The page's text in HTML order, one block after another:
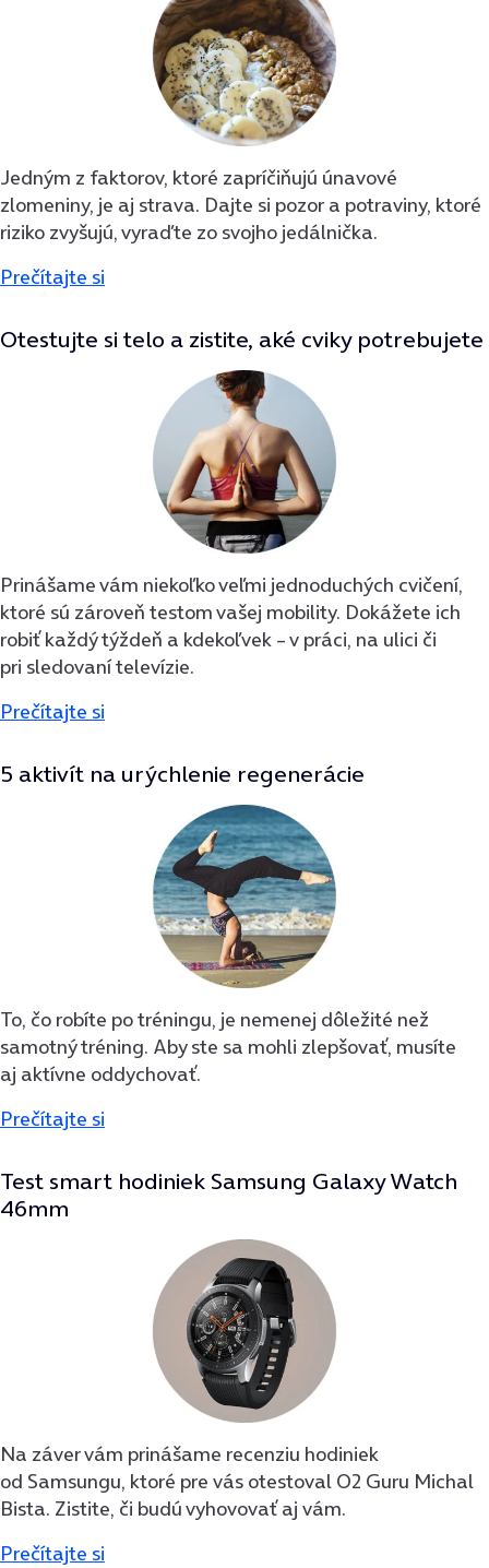
Jedným z faktorov, ktoré zapríčiňujú únavové
zlomeniny, je aj strava. Dajte si pozor a potraviny, ktoré
riziko zvyšujú, vyraďte zo svojho jedálnička.
Prečítajte si
Otestujte si telo a zistite, aké cviky potrebujete
Prinášame vám niekoľko veľmi jednoduchých cvičení,
ktoré sú zároveň testom vašej mobility. Dokážete ich
robiť každý týždeň a kdekoľvek – v práci, na ulici či
pri sledovaní televízie.
Prečítajte si
5 aktivít na urýchlenie regenerácie
To, čo robíte po tréningu, je nemenej dôležité než
samotný tréning. Aby ste sa mohli zlepšovať, musíte
aj aktívne oddychovať.
Prečítajte si
Test smart hodiniek Samsung Galaxy Watch
46mm
Na záver vám prinášame recenziu hodiniek
od Samsungu, ktoré pre vás otestoval O2 Guru Michal
Bista. Zistite, či budú vyhovovať aj vám.
Prečítajte si